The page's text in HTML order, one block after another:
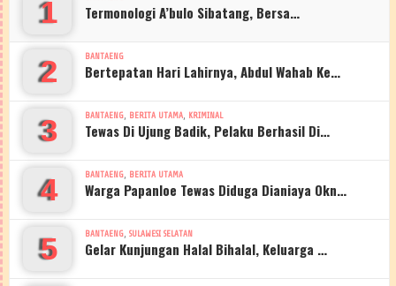
1 Termonologi A’bulo Sibatang, Bersa…
2 BANTAENG
Bertepatan Hari Lahirnya, Abdul Wahab Ke…
3 BANTAENG, BERITA UTAMA, KRIMINAL
Tewas Di Ujung Badik, Pelaku Berhasil Di…
4 BANTAENG, BERITA UTAMA
Warga Papanloe Tewas Diduga Dianiaya Okn…
5 BANTAENG, SULAWESI SELATAN
Gelar Kunjungan Halal Bihalal, Keluarga …